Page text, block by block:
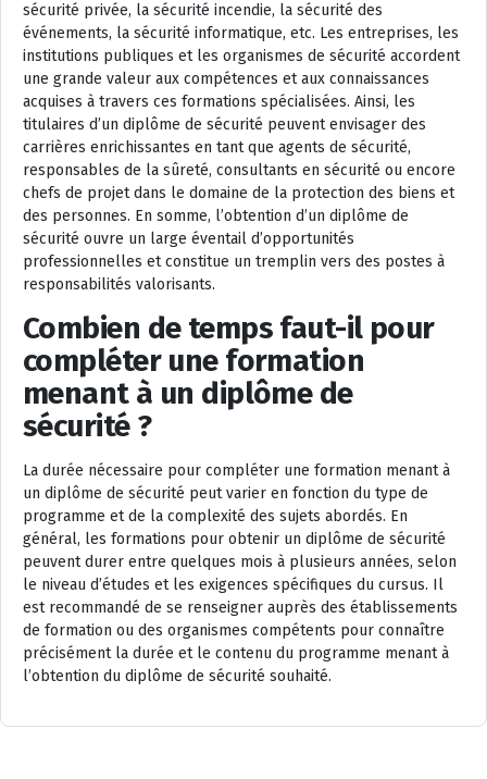
sécurité privée, la sécurité incendie, la sécurité des
événements, la sécurité informatique, etc. Les entreprises, les
institutions publiques et les organismes de sécurité accordent
une grande valeur aux compétences et aux connaissances
acquises à travers ces formations spécialisées. Ainsi, les
titulaires d’un diplôme de sécurité peuvent envisager des
carrières enrichissantes en tant que agents de sécurité,
responsables de la sûreté, consultants en sécurité ou encore
chefs de projet dans le domaine de la protection des biens et
des personnes. En somme, l’obtention d’un diplôme de
sécurité ouvre un large éventail d’opportunités
professionnelles et constitue un tremplin vers des postes à
responsabilités valorisants.
Combien de temps faut-il pour
compléter une formation
menant à un diplôme de
sécurité ?
La durée nécessaire pour compléter une formation menant à
un diplôme de sécurité peut varier en fonction du type de
programme et de la complexité des sujets abordés. En
général, les formations pour obtenir un diplôme de sécurité
peuvent durer entre quelques mois à plusieurs années, selon
le niveau d’études et les exigences spécifiques du cursus. Il
est recommandé de se renseigner auprès des établissements
de formation ou des organismes compétents pour connaître
précisément la durée et le contenu du programme menant à
l’obtention du diplôme de sécurité souhaité.